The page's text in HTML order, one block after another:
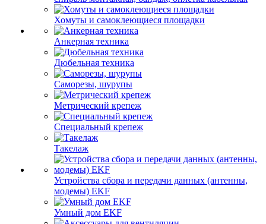
Хомуты и самоклеющиеся площадки
Анкерная техника
Дюбельная техника
Саморезы, шурупы
Метрический крепеж
Специальный крепеж
Такелаж
Устройства сбора и передачи данных (антенны,
модемы) EKF
Умный дом EKF